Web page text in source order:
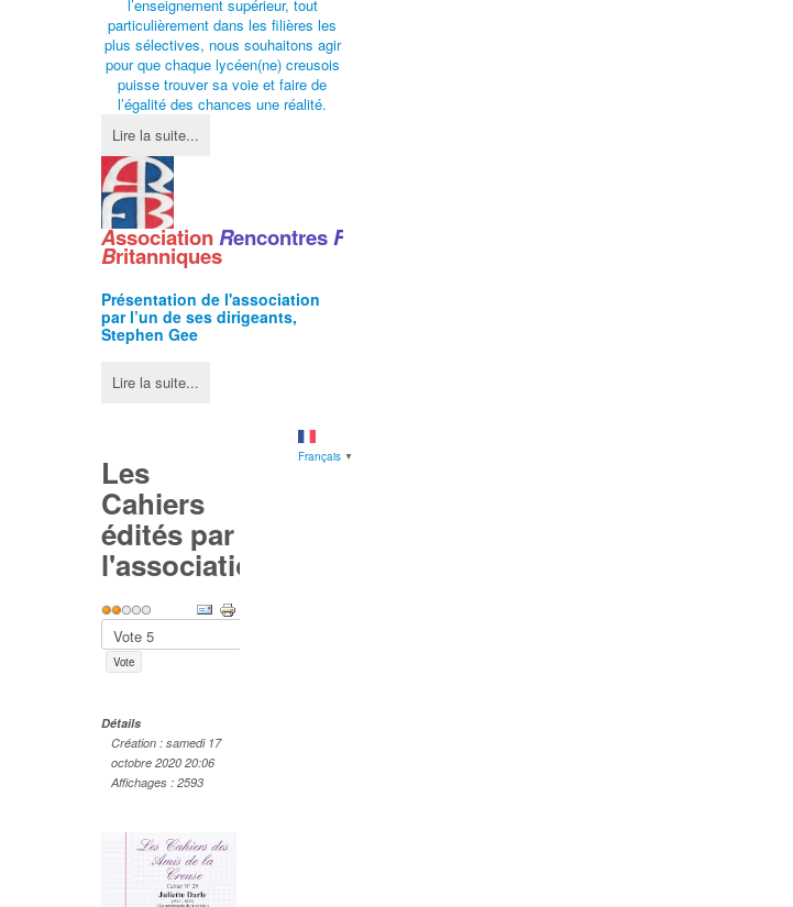
l’enseignement supérieur, tout
particulièrement dans les filières les
plus sélectives, nous souhaitons agir
pour que chaque lycéen(ne) creusois
puisse trouver sa voie et faire de
l’égalité des chances une réalité.
Lire la suite...
AssociationRencontresF
Britanniques
Présentation de l'association
par l’un de ses dirigeants,
Stephen Gee
Lire la suite...
Les
Cahiers
édités par
l'association
Vote
utilisateur:
Veuillez
voter
Détails
Création : samedi 17
octobre 2020 20:06
Affichages : 2593
Français ▼